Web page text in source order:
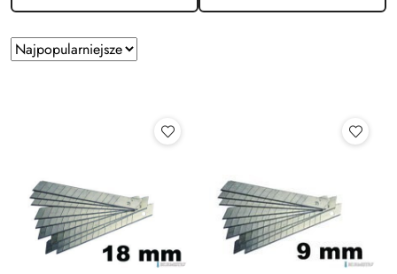
Zastosowano
sortowanie:
Sortuj
według